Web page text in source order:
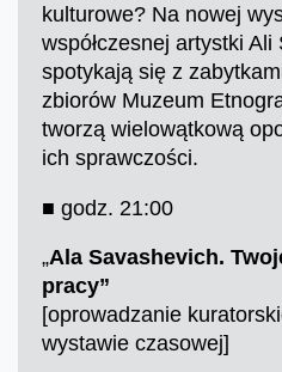
kulturowe? Na nowej
współczesnej artystki Ali
spotykają się z
zbiorów Muzeum
tworzą wielowątkową
ich sprawczości.
■ godz. 21:00
„Ala Savashevich.
pracy”
[oprowadzanie
wystawie czasowej]